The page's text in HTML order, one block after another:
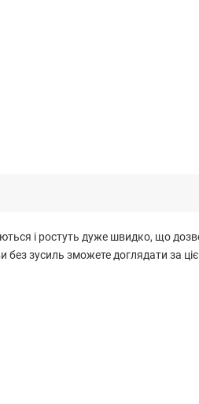
і ростуть дуже швидко, що
без зусиль зможете доглядати за